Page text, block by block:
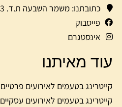
כתובתנו: משמר השבעה ת.ד. 93
פייסבוק
אינסטגרם
עוד מאיתנו
קייטרינג בטעמים לאירועים פרטיים
קייטרינג בטעמים לאירועים עסקיים